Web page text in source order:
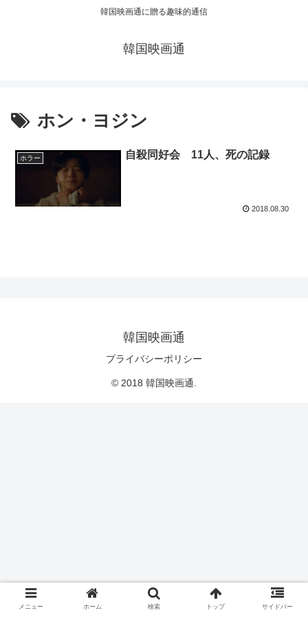
韓国映画通に贈る趣味的通信
韓国映画通
ホン・ヨジン
ホラー 自殺同好会 11人、死の記録
2018.08.30
韓国映画通
プライバシーポリシー
© 2018 韓国映画通.
メニュー ホーム 検索 トップ サイドバー